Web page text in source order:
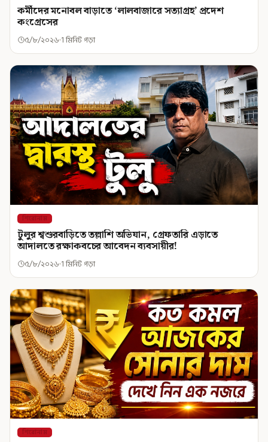
কর্মীদের মনোবল বাড়াতে ‘লালবাজারে সত্যাগ্রহ’ প্রদেশ
কংগ্রেসের
৫/৮/২০২৬ 1 মিনিট পড়া
শিরোনাম
টুলুর শ্বশুরবাড়িতে তল্লাশি অভিযান, গ্রেফতারি এড়াতে
আদালতে রক্ষাকবচের আবেদন ব্যবসায়ীর!
৫/৮/২০২৬ 1 মিনিট পড়া
শিরোনাম